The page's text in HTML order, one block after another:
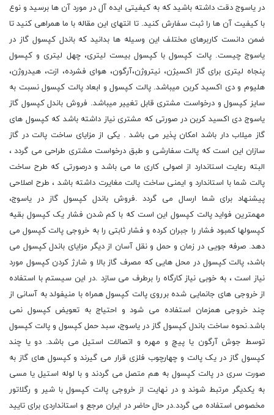
در یاسوج دقت داشته باشید که به کیفیتی ایده آل در مورد آن ها برسید و نوع
با کیفیت آن ها را ثبت سفارش کنید. تا انتهای این مقاله با ما همراهی کنید تا
ضمن دانست کاربرهای مختلف این وسیله ها بدانید که باندل کپسول گاز در
یاسوج چیست. پالت کپسول با کپسول بیست لیتری، چهل لیتری و کپسول
پنجاه لیتری برای گاز اکسیژن، نیتروژن،آرگون، هوای فشرده، ازت، هیدروژن،
هلیوم و دی اکسید کربن میباشد. پالت کپسول و ابعاد پالت کپسول نسبت به
سایز کپسول و درخواست مشتری قابل تغییر میباشد. فروش باندل کپسول گاز
یاسوج دی اکسید کربن در صورتی که مشتری نیاز داشته باشد که کپسول های
گاز میلاب دار باشد امکان پذیر می باشد . یکی از مزایای ساخت پالت در گاز
سازان این است که پالت سفارشی و طبق درخواست مشتری طراحی می گردد ،
البته رعایت استاندارد از اصولی کاری ما می باشد و درصورتی که طرح ساخت
پالت شما با استاندارد و ایمنی ساخت پالت مغایرت داشته باشد ، طرح اصلاحی
پیشنهاد برای شما ارسال می گردد .فروش باندل کپسول گاز در یاسوج،
مهمترین فواید پالت کپسول این است که با کم شدن فشار یک کپسول بقیه
کپسولها کمبود فشار را جبران کرده و فشار ثابتی را به خروجی پالت کپسول می
دهد. صرفه جویی در زمان و حمل و نقل آسان از دیگر مزایای باندل کپسول می
باشد، پالت کپسول در محل هایی که مصرف گاز بالا و شارژ کردن کپسول مورد
نیاز است ، به خوبی نیاز کارگاه را برطرف می سازد .در این سیستم با استفاده
از خروجی های جانمایی شده برروی پالت کپسول همراه با منیفولد به آسانی از
چند خروجی همزمان استفاده می شود و احتیاج به تعویض کپسول نمی
باشد.نحوه ساخت باندل کپسول گاز در یاسوج، سبد حمل کپسول و پالت کپسول
توسط جوش آرگون یا پیچ و مهره و اتصالات استیل می باشد. دو یا چند
کپسول گاز در یک پالت و چهارچوب فلزی قرار می گیرند و کپسول های گاز به
صورت سری در پالت کپسول به هم متصل می گردند و با لوله استیل یا مسی
به یکدیگر مرتبط شوند و در نهایت از خروجی پالت کپسول با شیر و رگلاتور
مخصوص استفاده می گردد.در حال حاضر در ایران مرجع و استانداردی برای تایید